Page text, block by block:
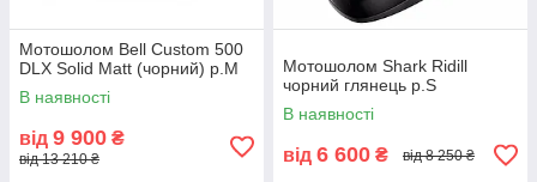
Мотошолом Bell Custom 500
DLX Solid Matt (чорний) р.М
В наявності
від 9 900 ₴
від 13 210 ₴
Мотошолом Shark Ridill
чорний глянець р.S
В наявності
від 6 600 ₴ від 8 250 ₴